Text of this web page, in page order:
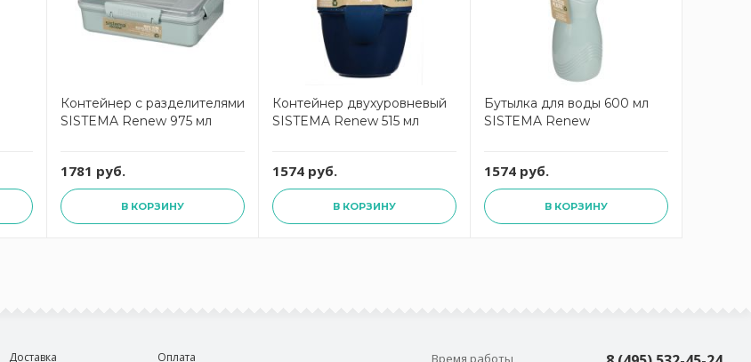
Контейнер с разделителями
SISTEMA Renew 975 мл
1781 руб.
В КОРЗИНУ
Контейнер двухуровневый
SISTEMA Renew 515 мл
1574 руб.
В КОРЗИНУ
Бутылка для воды 600 мл
SISTEMA Renew
1574 руб.
В КОРЗИНУ
Доставка Оплата Время работы